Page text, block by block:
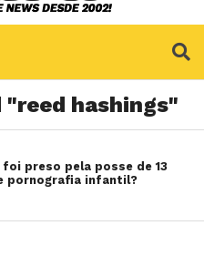
hashings"
foi preso pela posse de 13
pornografia infantil?